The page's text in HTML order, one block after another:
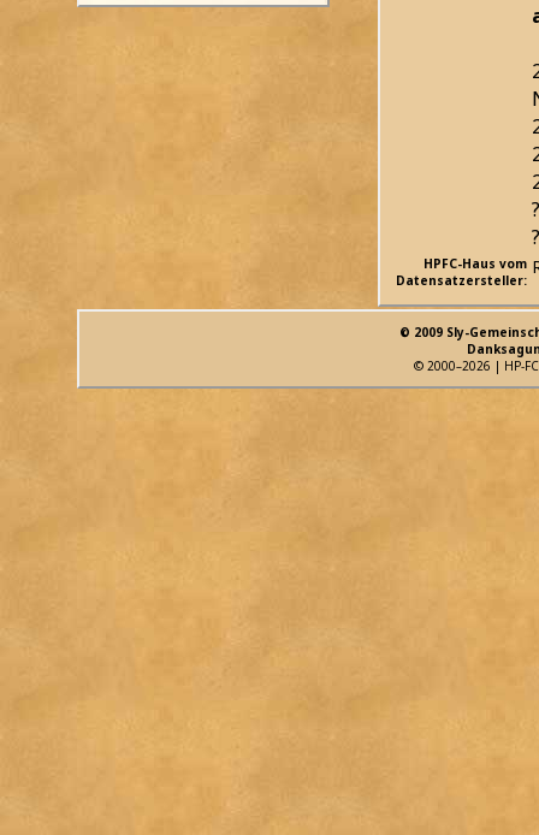
HPFC-Haus vom
Datensatzersteller:
© 2009 Sly-
© 2000–2026 | HP-